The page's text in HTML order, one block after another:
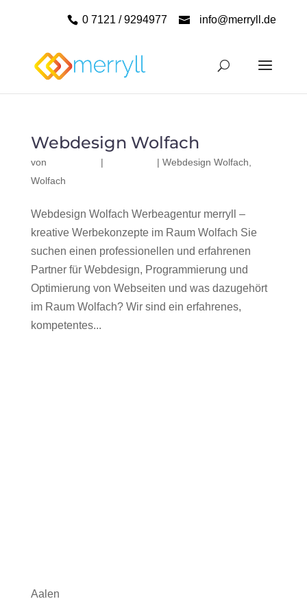
0 7121 / 9294977 info@merryll.de
Webdesign Wolfach
von | | Webdesign Wolfach
Wolfach
Webdesign Wolfach Werbeagentur merryll –
kreative Werbekonzepte im Raum Wolfach Sie
suchen einen professionellen und erfahrenen
Partner für Webdesign, Programmierung und
Optimierung von Webseiten und was dazugehört
im Raum Wolfach? Wir sind ein erfahrenes,
kompetentes...
Aalen